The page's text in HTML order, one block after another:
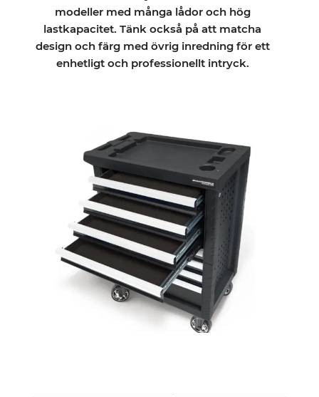
modeller med många lådor och hög
lastkapacitet. Tänk också på att matcha
design och färg med övrig inredning för ett
enhetligt och professionellt intryck.